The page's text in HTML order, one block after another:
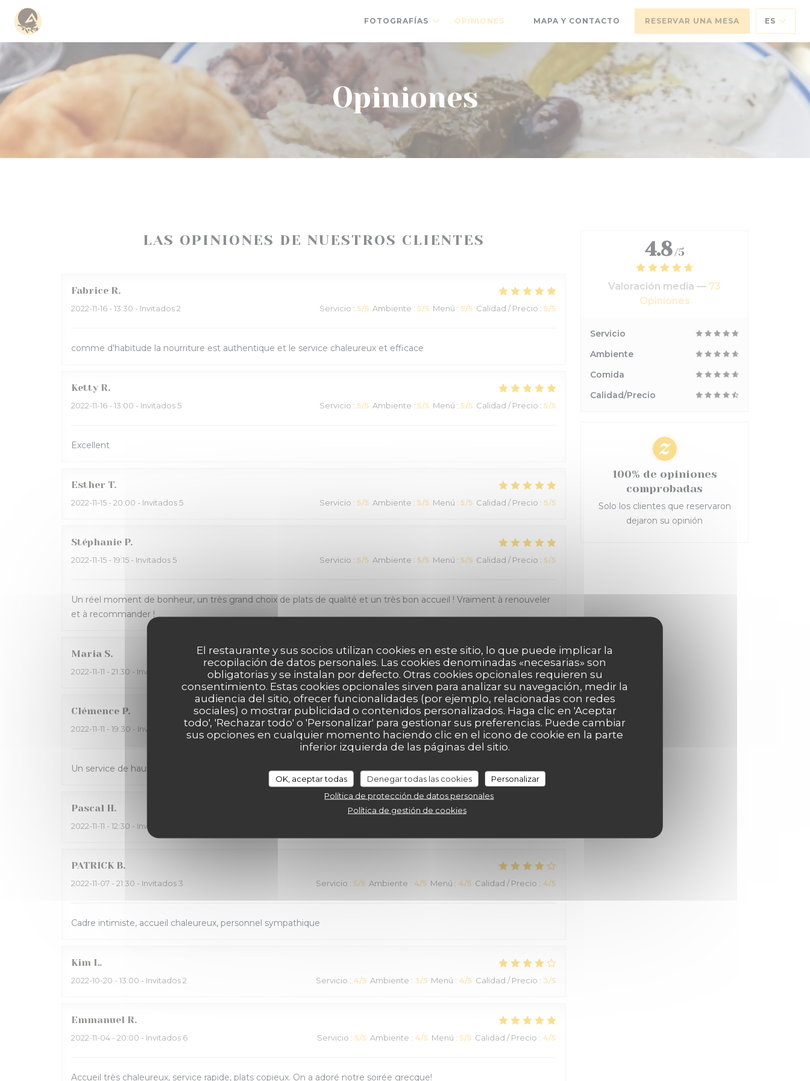
Personalización de sus opciones de cookies
El restaurante y sus socios utilizan cookies en este sitio, lo que puede implicar la
recopilación de datos personales. Las cookies denominadas «necesarias» son
obligatorias y se instalan por defecto. Otras cookies opcionales requieren su
consentimiento. Estas cookies opcionales sirven para analizar su navegación, medir la
audiencia del sitio, ofrecer funcionalidades (por ejemplo, relacionadas con redes
sociales) o mostrar publicidad o contenidos personalizados. Haga clic en 'Aceptar
todo', 'Rechazar todo' o 'Personalizar' para gestionar sus preferencias. Puede cambiar
sus opciones en cualquier momento haciendo clic en el icono de cookie en la parte
inferior izquierda de las páginas del sitio.
OK, aceptar todas Denegar todas las cookies
Personalizar
Política de protección de datos personales
Política de gestión de cookies
FOTOGRAFÍAS OPINIONES MAPA Y CONTACTO RESERVAR UNA MESA ES
Opiniones
LAS OPINIONES DE NUESTROS CLIENTES
Fabrice R
2022-11-16 - 13:30 - Invitados 2 Servicio : 5/5 Ambiente : 5/5 Menú : 5/5 Calidad / Precio : 5/5
comme d'habitude la nourriture est authentique et le service chaleureux et efficace
Ketty R
2022-11-16 - 13:00 - Invitados 5 Servicio : 5/5 Ambiente : 5/5 Menú : 5/5 Calidad / Precio : 5/5
Excellent
Esther T
2022-11-15 - 20:00 - Invitados 5 Servicio : 5/5 Ambiente : 5/5 Menú : 5/5 Calidad / Precio : 5/5
Stéphanie P
2022-11-15 - 19:15 - Invitados 5 Servicio : 5/5 Ambiente : 5/5 Menú : 5/5 Calidad / Precio : 5/5
Un réel moment de bonheur, un très grand choix de plats de qualité et un très bon accueil ! Vraiment à renouveler
et à recommander !
Maria S
2022-11-11 - 21:30 - Invitados 25 Servicio: 5/5 Ambiente:5/5 Menú: 5/5 Calidad / Precio:5/5
Clémence P
2022-11-11 - 19:30 - Invitados 4 Servicio: 5/5 Ambiente:5/5 Menú : 5/5 Calidad / Precio: 4 /5
Un service de haute qualité, des pains pita et des saveurs à tomber, allez y les yeux fermés !
Pascal H
2022-11-11 - 12:30 - Invitados 2
PATRICK B
2022-11-07 - 21:30 - Invitados 3 Servicio : 5/5 Ambiente : 4/5 Menú : 4/5 Calidad / Precio : 4/5
Cadre intimiste, accueil chaleureux, personnel sympathique
Kim L
2022-10-20 - 13:00 - Invitados 2 Servicio : 4/5 Ambiente : 3/5 Menú : 4/5 Calidad / Precio : 3/5
Emmanuel R
2022-11-04 - 20:00 - Invitados 6 Servicio : 5/5 Ambiente : 4/5 Menú : 5/5 Calidad / Precio : 4/5
Accueil très chaleureux, service rapide, plats copieux. On a adoré notre soirée grecque!
4.8 /5
Valoración media — 73
Opiniones
Servicio
Ambiente
Comida
Calidad/Precio
100% de opiniones
comprobadas
Solo los clientes que reservaron
dejaron su opinión